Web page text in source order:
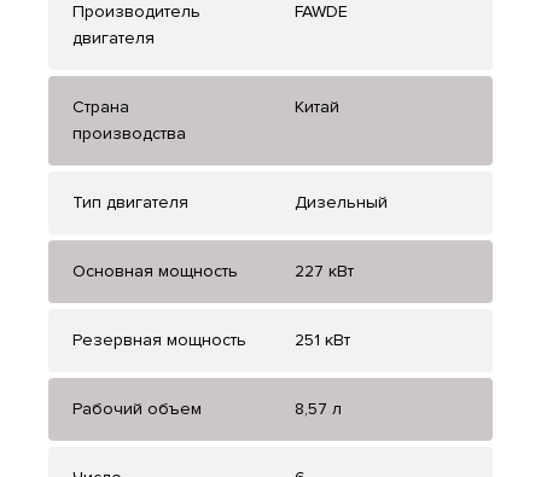
Производитель
двигателя
FAWDE
Страна
производства
Китай
Тип двигателя Дизельный
Основная мощность 227 кВт
Резервная мощность 251 кВт
Рабочий объем 8,57 л